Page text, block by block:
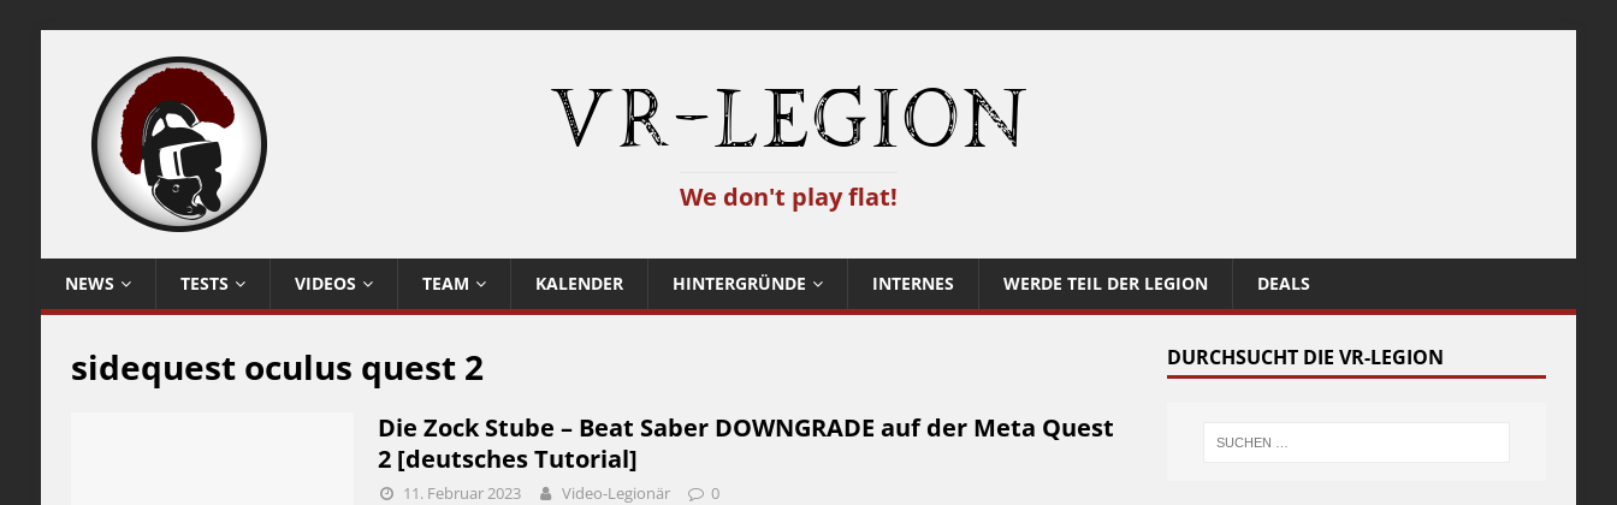
VR-Legion
We don't play flat!
NEWS TESTS VIDEOS TEAM KALENDER HINTERGRÜNDE INTERNES WERDE TEIL DER LEGION DEALS
sidequest oculus quest 2
Die Zock Stube – Beat Saber DOWNGRADE auf der Meta Quest
2 [deutsches Tutorial]
11. Februar 2023 Video-Legionär 0
DURCHSUCHT DIE VR-LEGION